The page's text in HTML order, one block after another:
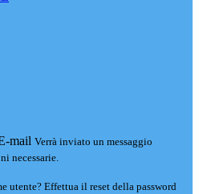
mail Verrà inviato un messaggio
necessarie.
utente? Effettua il reset della password